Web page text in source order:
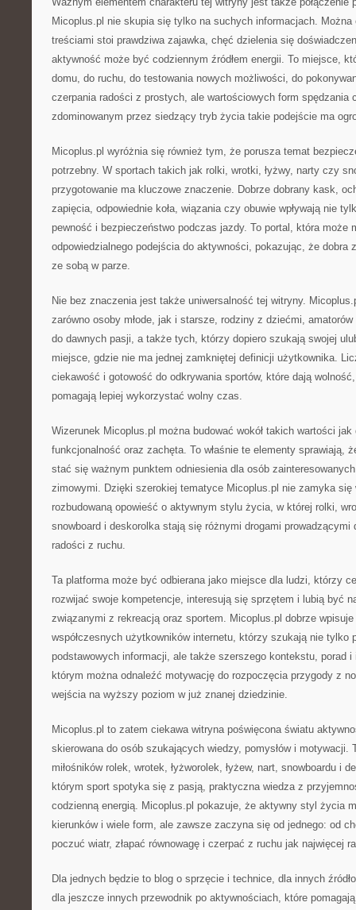
Micoplus.pl nie skupia się tylko na suchych informacjach.
treściami stoi prawdziwa zajawka, chęć dzielenia się
aktywność może być codziennym źródłem energii. To miejsce,
domu, do ruchu, do testowania nowych możliwości, do
czerpania radości z prostych, ale wartościowych form spędzania
zdominowanym przez siedzący tryb życia takie podejście ma
Micoplus.pl wyróżnia się również tym, że porusza temat
potrzebny. W sportach takich jak rolki, wrotki, łyżwy, narty czy
przygotowanie ma kluczowe znaczenie. Dobrze dobrany kask,
zapięcia, odpowiednie koła, wiązania czy obuwie wpływają nie
pewność i bezpieczeństwo podczas jazdy. To portal, która może
odpowiedzialnego podejścia do aktywności, pokazując, że dobra
ze sobą w parze.
Nie bez znaczenia jest także uniwersalność tej witryny.
zarówno osoby młode, jak i starsze, rodziny z dziećmi,
do dawnych pasji, a także tych, którzy dopiero szukają swojej
miejsce, gdzie nie ma jednej zamkniętej definicji użytkownika.
ciekawość i gotowość do odkrywania sportów, które dają
pomagają lepiej wykorzystać wolny czas.
Wizerunek Micoplus.pl można budować wokół takich wartości
funkcjonalność oraz zachęta. To właśnie te elementy sprawiają,
stać się ważnym punktem odniesienia dla osób
zimowymi. Dzięki szerokiej tematyce Micoplus.pl nie zamyka się
rozbudowaną opowieść o aktywnym stylu życia, w której rolki,
snowboard i deskorolka stają się różnymi drogami prowadzącymi
radości z ruchu.
Ta platforma może być odbierana jako miejsce dla ludzi, którzy
rozwijać swoje kompetencje, interesują się sprzętem i lubią być
związanymi z rekreacją oraz sportem. Micoplus.pl dobrze
współczesnych użytkowników internetu, którzy szukają nie tylko
podstawowych informacji, ale także szerszego kontekstu, porad
którym można odnaleźć motywację do rozpoczęcia przygody z
wejścia na wyższy poziom w już znanej dziedzinie.
Micoplus.pl to zatem ciekawa witryna poświęcona światu
skierowana do osób szukających wiedzy, pomysłów i motywacji.
miłośników rolek, wrotek, łyżworolek, łyżew, nart, snowboardu i
którym sport spotyka się z pasją, praktyczna wiedza z
codzienną energią. Micoplus.pl pokazuje, że aktywny styl życia
kierunków i wiele form, ale zawsze zaczyna się od jednego: od
poczuć wiatr, złapać równowagę i czerpać z ruchu jak najwięcej
Dla jednych będzie to blog o sprzęcie i technice, dla innych
dla jeszcze innych przewodnik po aktywnościach, które